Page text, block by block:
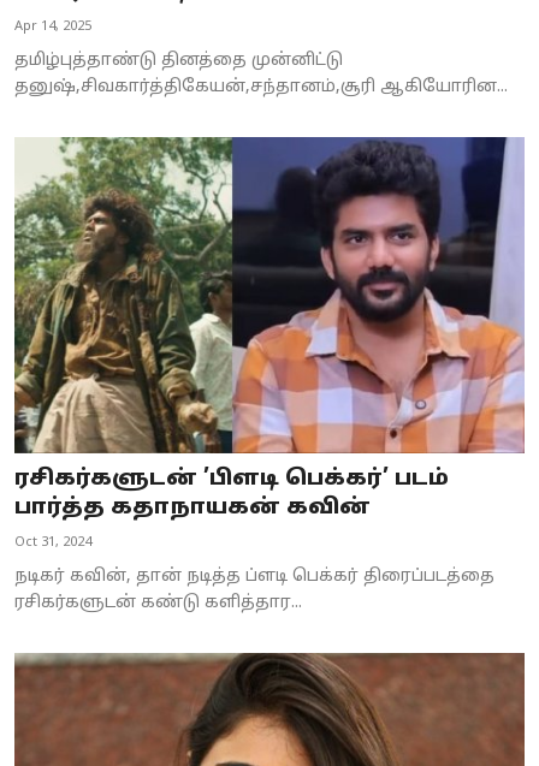
Apr 14, 2025
தமிழ்புத்தாண்டு தினத்தை முன்னிட்டு
தனுஷ்,சிவகார்த்திகேயன்,சந்தானம்,சூரி ஆகியோரின...
ரசிகர்களுடன் ’பிளடி பெக்கர்’ படம்
பார்த்த கதாநாயகன் கவின்
Oct 31, 2024
நடிகர் கவின், தான் நடித்த ப்ளடி பெக்கர் திரைப்படத்தை
ரசிகர்களுடன் கண்டு களித்தார...